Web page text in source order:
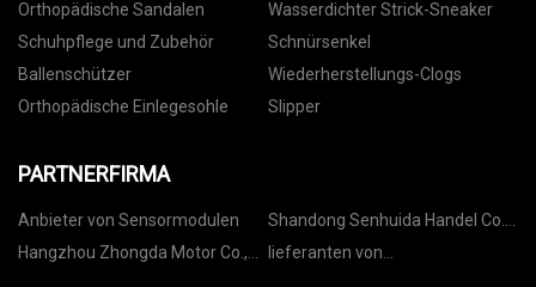
Orthopädische Sandalen
Wasserdichter Strick-Sneaker
Schuhpflege und Zubehör
Schnürsenkel
Ballenschützer
Wiederherstellungs-Clogs
Orthopädische Einlegesohle
Slipper
PARTNERFIRMA
Anbieter von Sensormodulen
Shandong Senhuida Handel Co.,
Ltd.
Hangzhou Zhongda Motor Co.,
lieferanten von